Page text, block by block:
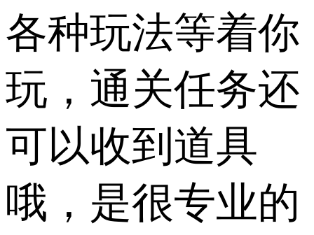
各种玩法等着你
玩，通关任务还
可以收到道具
哦，是很专业的